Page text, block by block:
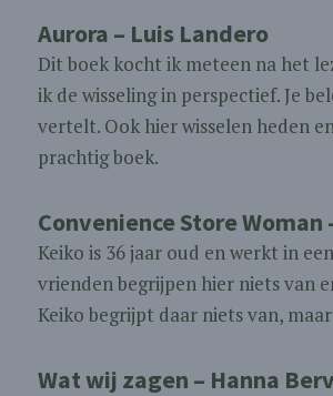
Aurora – Luis Landero
Dit boek kocht ik meteen na het
ik de wisseling in perspectief. Je
vertelt. Ook hier wisselen heden
prachtig boek.
Convenience Store Woman
Keiko is 36 jaar oud en werkt in
vrienden begrijpen hier niets van
Keiko begrijpt daar niets van,
Wat wij zagen – Hanna